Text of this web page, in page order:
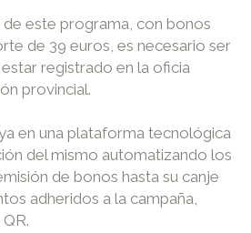
de este programa, con bonos
de 39 euros, es necesario ser
registrado en la oficia
provincial.
en una plataforma tecnológica
del mismo automatizando los
de bonos hasta su canje
adheridos a la campaña,